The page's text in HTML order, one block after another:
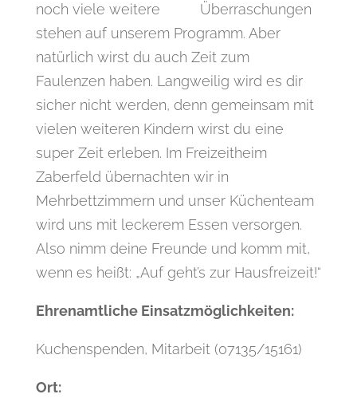
noch viele weitere Überraschungen
stehen auf unserem Programm. Aber
natürlich wirst du auch Zeit zum
Faulenzen haben. Langweilig wird es dir
sicher nicht werden, denn gemeinsam mit
vielen weiteren Kindern wirst du eine
super Zeit erleben. Im Freizeitheim
Zaberfeld übernachten wir in
Mehrbettzimmern und unser Küchenteam
wird uns mit leckerem Essen versorgen.
Also nimm deine Freunde und komm mit,
wenn es heißt: „Auf geht’s zur Hausfreizeit!“
Ehrenamtliche Einsatzmöglichkeiten:
Kuchenspenden, Mitarbeit (07135/15161)
Ort: